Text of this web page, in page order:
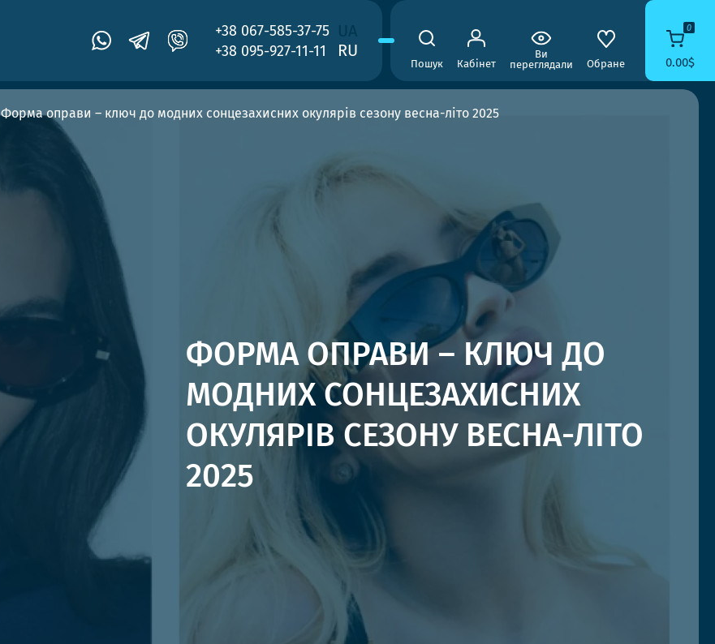
+38 067-585-37-75
+38 095-927-11-11
RU
Пошук Кабінет
Ви
переглядали
Обране
0
0.00$
Форма оправи – ключ до модних сонцезахисних окулярів сезону весна-літо 2025
ФОРМА ОПРАВИ – КЛЮЧ ДО
МОДНИХ СОНЦЕЗАХИСНИХ
ОКУЛЯРІВ СЕЗОНУ ВЕСНА-ЛІТО
2025